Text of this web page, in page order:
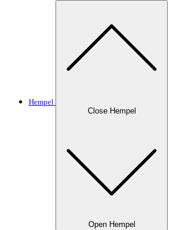
Hempel
Close Hempel
Open Hempel